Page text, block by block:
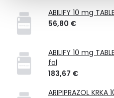
ABILIFY 10 mg
56,80 €
ABILIFY 10 mg
fol
183,67 €
ARIPIPRAZOL